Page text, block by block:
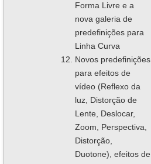
Forma Livre e a
nova galeria de
predefinições para
Linha Curva
Novos predefinições
para efeitos de
vídeo (Reflexo da
luz, Distorção de
Lente, Deslocar,
Zoom, Perspectiva,
Distorção,
Duotone), efeitos de